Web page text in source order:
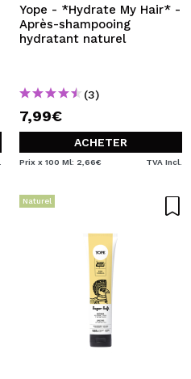
Yope - *Hydrate My Hair* -
Après-shampooing
hydratant naturel
(3)
7,99€
ACHETER
Prix x 100 Ml: 2,66€ TVA Incl.
Naturel